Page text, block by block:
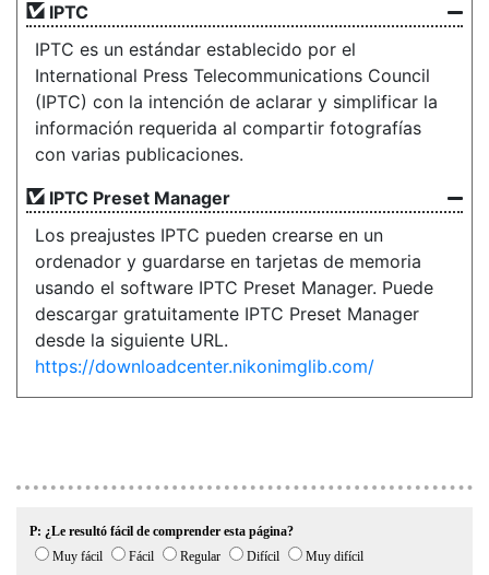
IPTC
IPTC es un estándar establecido por el
International Press Telecommunications Council
(IPTC) con la intención de aclarar y simplificar la
información requerida al compartir fotografías
con varias publicaciones.
IPTC Preset Manager
Los preajustes IPTC pueden crearse en un
ordenador y guardarse en tarjetas de memoria
usando el software IPTC Preset Manager. Puede
descargar gratuitamente IPTC Preset Manager
desde la siguiente URL.
https://downloadcenter.nikonimglib.com/